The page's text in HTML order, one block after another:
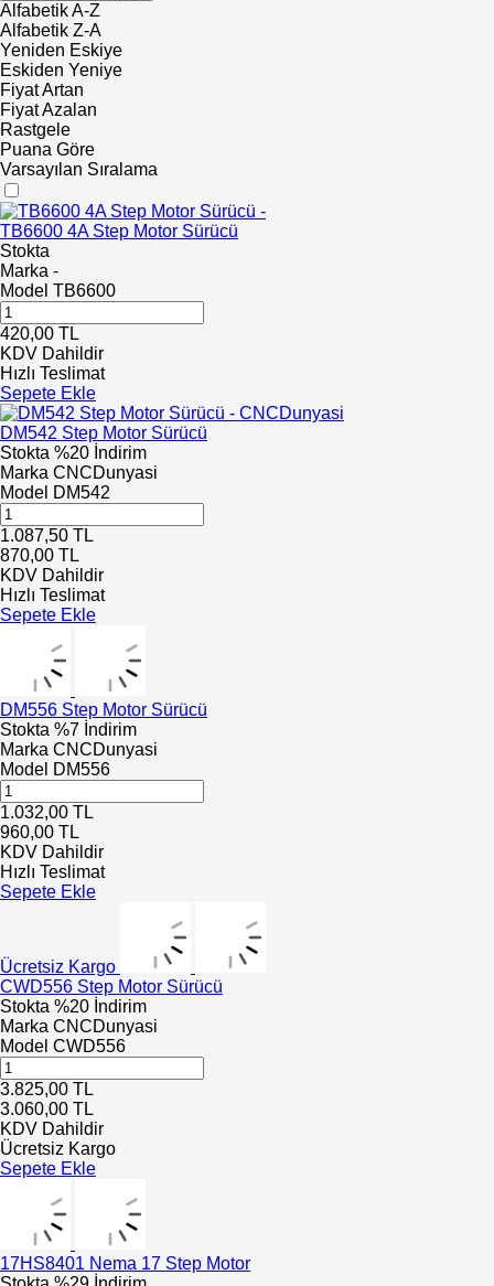
Alfabetik A-Z
Alfabetik Z-A
Yeniden Eskiye
Eskiden Yeniye
Fiyat Artan
Fiyat Azalan
Rastgele
Puana Göre
Varsayılan Sıralama
TB6600 4A Step Motor Sürücü
Stokta
Marka -
Model TB6600
420,00 TL
KDV Dahildir
Hızlı Teslimat
Sepete Ekle
DM542 Step Motor Sürücü
Stokta %20 İndirim
Marka CNCDunyasi
Model DM542
1.087,50 TL
870,00 TL
KDV Dahildir
Hızlı Teslimat
Sepete Ekle
DM556 Step Motor Sürücü
Stokta %7 İndirim
Marka CNCDunyasi
Model DM556
1.032,00 TL
960,00 TL
KDV Dahildir
Hızlı Teslimat
Sepete Ekle
Ücretsiz Kargo
CWD556 Step Motor Sürücü
Stokta %20 İndirim
Marka CNCDunyasi
Model CWD556
3.825,00 TL
3.060,00 TL
KDV Dahildir
Ücretsiz Kargo
Sepete Ekle
17HS8401 Nema 17 Step Motor